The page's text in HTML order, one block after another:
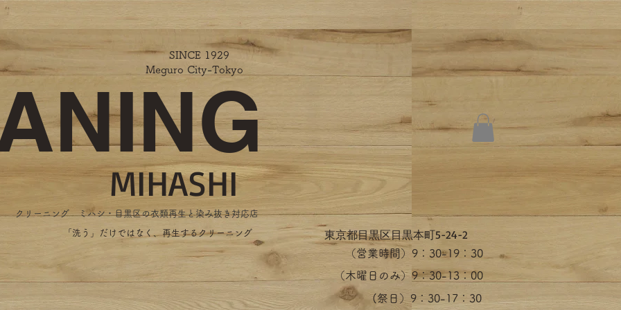
SINCE 1929
Meguro City-Tokyo
MIHASHI
​クリーニング ミハシ・目黒区の衣類再生と染み抜き対応店
​「洗う」だけではなく、再生するクリーニング ​東京都目黒区目黒本町5-24-2
（営業時間）​9：30-19：30
（木曜日のみ）9：30-13：00
​(祭日）9：30-17：30